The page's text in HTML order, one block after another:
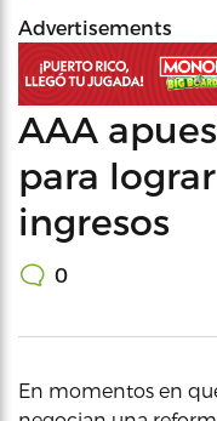
Advertisements
AAA
para
ingresos
0
En momentos en